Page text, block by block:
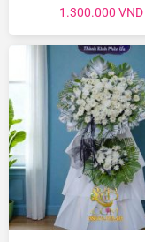
1.300.000 VND